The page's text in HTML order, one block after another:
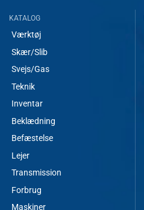
KATALOG
Værktøj
Skær/Slib
Svejs/Gas
Teknik
Inventar
Beklædning
Befæstelse
Lejer
Transmission
Forbrug
Maskiner